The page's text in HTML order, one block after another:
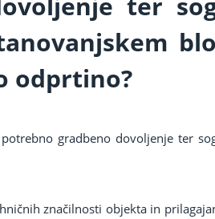
odprtino?
gradbeno dovoljenje ter
značilnosti objekta in